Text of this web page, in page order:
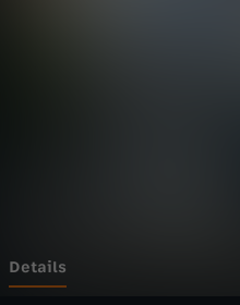
h
Details